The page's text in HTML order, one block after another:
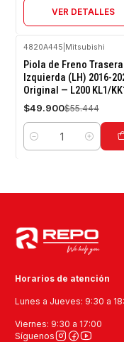
VER DETALLES
-10%
OFF
4820A445 Mitsubishi
Piola de Freno Trasera
Izquierda (LH) 2016-
Original — L200 KL1/
$49.900$55.444
Cantidad
Horarios de atención
Lunes a Jueves: 9:30 a
Viernes: 9:30 a 17:00
Síguenos